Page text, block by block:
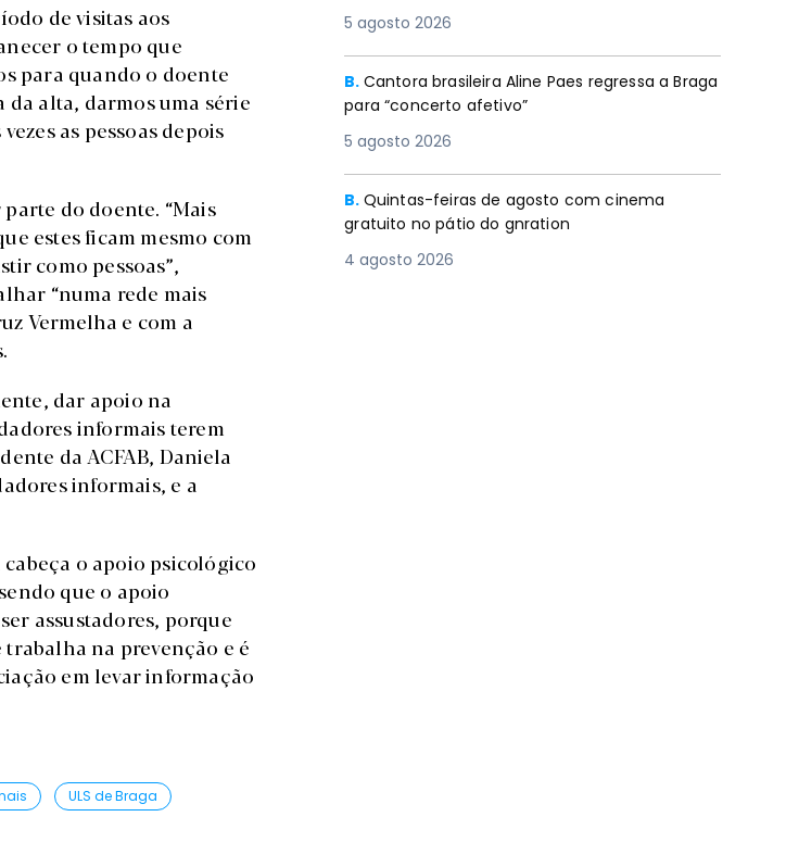
de visitas aos
o tempo que
para quando o doente
da alta, darmos uma série
as pessoas depois
do doente. “Mais
estes ficam mesmo com
como pessoas”,
“numa rede mais
Vermelha e com a
dar apoio na
informais terem
da ACFAB, Daniela
informais, e a
o apoio psicológico
que o apoio
assustadores, porque
trabalha na prevenção e é
em levar informação
ULS de Braga
5 agosto 2026
B. Cantora brasileira Aline Paes regressa a Braga
para “concerto afetivo”
5 agosto 2026
B. Quintas-feiras de agosto com cinema
gratuito no pátio do gnration
4 agosto 2026